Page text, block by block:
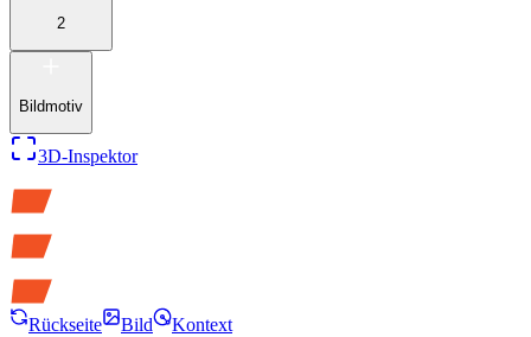
2
Bildmotiv
3D-Inspektor
Rückseite Bild
Kontext